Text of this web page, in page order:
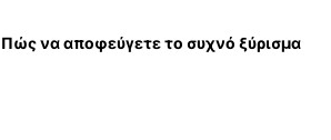
Πώς να αποφεύγετε το συχνό ξύρισμα